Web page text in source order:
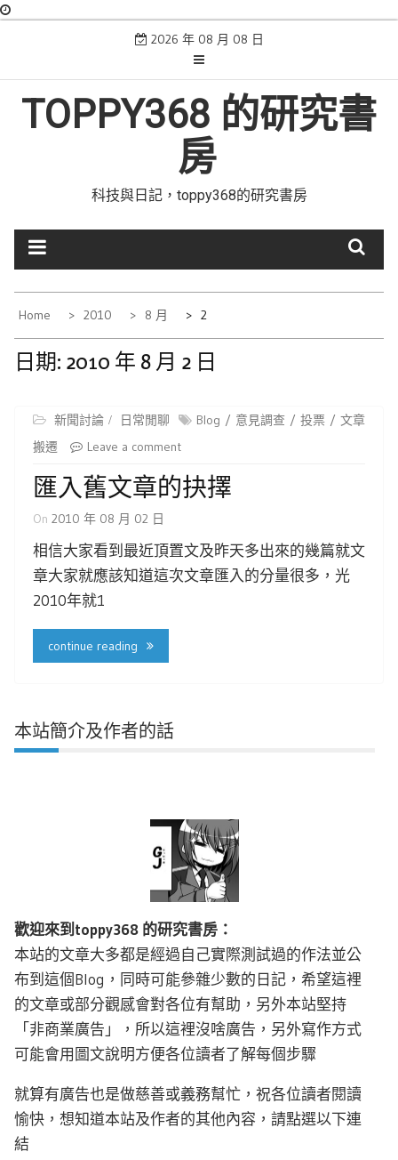
2026 年 08 月 08 日
TOPPY368 的研究書
房
科技與日記，toppy368的研究書房
Home 2010 8 月 2
日期: 2010 年 8 月 2 日
新聞討論 日常閒聊 Blog 意見調查 投票
文章
搬遷
Leave a comment
匯入舊文章的抉擇
On 2010 年 08 月 02 日
相信大家看到最近頂置文及昨天多出來的幾篇就文
章大家就應該知道這次文章匯入的分量很多，光
2010年就1
continue reading
本站簡介及作者的話
歡迎來到toppy368 的研究書房：
本站的文章大多都是經過自己實際測試過的作法並公
布到這個Blog，同時可能參雜少數的日記，希望這裡
的文章或部分觀感會對各位有幫助，另外本站堅持
「非商業廣告」，所以這裡沒啥廣告，另外寫作方式
可能會用圖文說明方便各位讀者了解每個步驟
就算有廣告也是做慈善或義務幫忙，祝各位讀者閱讀
愉快，想知道本站及作者的其他內容，請點選以下連
結